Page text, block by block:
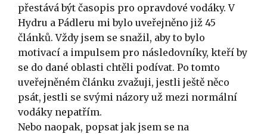
přestává být časopis pro opravdové vodáky. V
Hydru a Pádleru mi bylo uveřejněno již 45
článků. Vždy jsem se snažil, aby to bylo
motivací a impulsem pro následovníky, kteří by
se do dané oblasti chtěli podívat. Po tomto
uveřejněném článku zvažuji, jestli ještě něco
psát, jestli se svými názory už mezi normální
vodáky nepatřím.
Nebo naopak, popsat jak jsem se na